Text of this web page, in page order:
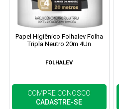
Papel Higiênico Folhalev Folha
Tripla Neutro 20m 4Un
FOLHALEV
COMPRE CONOSCO
CADASTRE-SE